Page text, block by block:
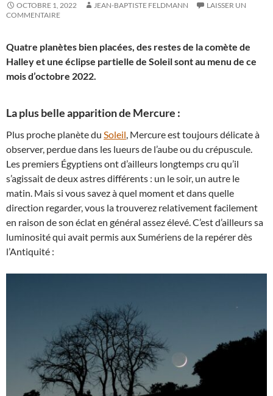
OCTOBRE 1, 2022 JEAN-BAPTISTE FELDMANN
LAISSER UN
COMMENTAIRE
Quatre planètes bien placées, des restes de la comète de
Halley et une éclipse partielle de Soleil sont au menu de ce
mois d’octobre 2022.
La plus belle apparition de Mercure :
Plus proche planète du Soleil, Mercure est toujours délicate à
observer, perdue dans les lueurs de l’aube ou du crépuscule.
Les premiers Égyptiens ont d’ailleurs longtemps cru qu’il
s’agissait de deux astres différents : un le soir, un autre le
matin. Mais si vous savez à quel moment et dans quelle
direction regarder, vous la trouverez relativement facilement
en raison de son éclat en général assez élevé. C’est d’ailleurs sa
luminosité qui avait permis aux Sumériens de la repérer dès
l’Antiquité :